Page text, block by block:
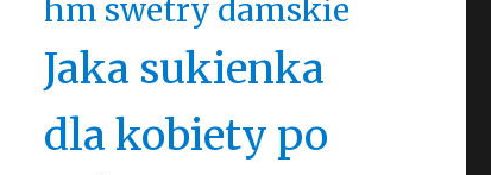
hm swetry damskie
Jaka sukienka
dla kobiety po